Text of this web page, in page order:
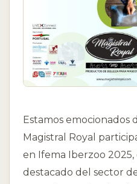
Estamos emocionados
Magistral Royal
en Ifema Iberzoo
destacado del sector